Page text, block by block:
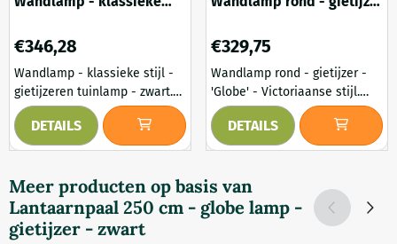
Prijs: 346,28
€346,28
Wandlamp - klassieke stijl -
gietijzeren tuinlamp - zwart.
Dit omvat een exclusieve
lamp voor aan de muur, met
een neerwaartse lampenkap.
verlichting biedt een
romantische sfeer, perfect
aan ieder pand! Deze
DETAILS
Prijs: 329,75
€329,75
Wandlamp rond - gietijzer -
'Globe' - Victoriaanse stijl.
Een unieke wandlamp,
vervaardigd in een klassieke,
Victoriaanse stijl. Deze
buitenverlichting heeft een
uniek aspect: de Globe. De
vormen, diepzwarte kleur en
DETAILS
Meer producten op basis van
Lantaarnpaal 250 cm - globe lamp -
gietijzer - zwart